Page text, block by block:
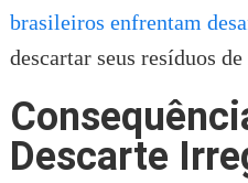
brasileiros enfrentam
descartar seus resíduos
Descarte